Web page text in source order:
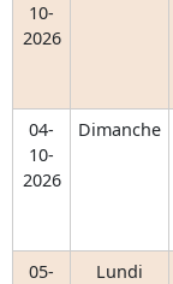
10-
2026
04-
10-
2026
Dimanche
05-
Lundi